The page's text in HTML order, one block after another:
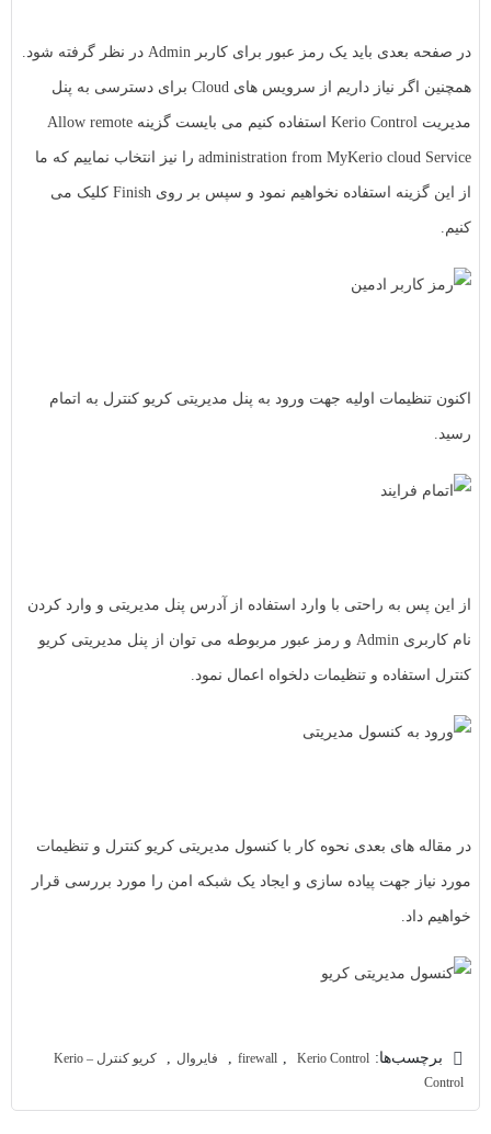
در صفحه بعدی باید یک رمز عبور برای کاربر Admin در نظر گرفته شود.
همچنین اگر نیاز داریم از سرویس های Cloud برای دسترسی به پنل
مدیریت Kerio Control استفاده کنیم می بایست گزینه Allow remote
administration from MyKerio cloud Service را نیز انتخاب نماییم که ما
از این گزینه استفاده نخواهیم نمود و سپس بر روی Finish کلیک می
کنیم.
اکنون تنظیمات اولیه جهت ورود به پنل مدیریتی کریو کنترل به اتمام
رسید.
از این پس به راحتی با وارد استفاده از آدرس پنل مدیریتی و وارد کردن
نام کاربری Admin و رمز عبور مربوطه می توان از پنل مدیریتی کریو
کنترل استفاده و تنظیمات دلخواه اعمال نمود.
در مقاله های بعدی نحوه کار با کنسول مدیریتی کریو کنترل و تنظیمات
مورد نیاز جهت پیاده سازی و ایجاد یک شبکه امن را مورد بررسی قرار
خواهیم داد.
برچسب‌ها: firewall , Kerio Control
, فایروال ,
کریو کنترل – Kerio
Control